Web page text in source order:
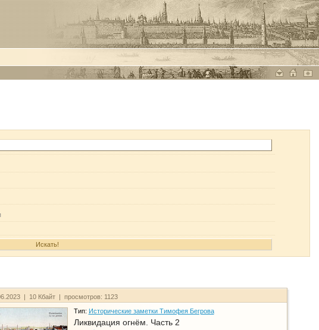
| 10 Кбайт | просмотров: 1123
Тип: Исторические заметки Тимофея Бегрова
Ликвидация огнём. Часть 2